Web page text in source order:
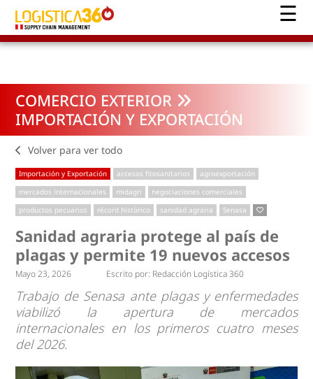
COMERCIO EXTERIOR
IMPORTACIÓN Y EXPORTACIÓN
Volver para ver todo
Importación y Exportación accesos fitosanitarios
agroexportación
mercados internacionales
midagri
negociaciones comerciales
productos pecuarios
récord histórico sanidad agraria Senasa
Sanidad agraria protege al país de
plagas y permite 19 nuevos accesos
Mayo 23, 2026 Escrito por: Redacción Logística 360
Trabajo de Senasa ante plagas y enfermedades
viabilizó la apertura de mercados
internacionales en los primeros cuatro meses
del 2026.